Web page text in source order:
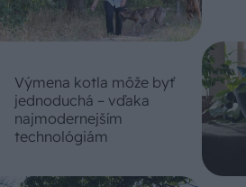
Výmena kotla môže byť
jednoduchá – vďaka
najmodernejším
technológiám